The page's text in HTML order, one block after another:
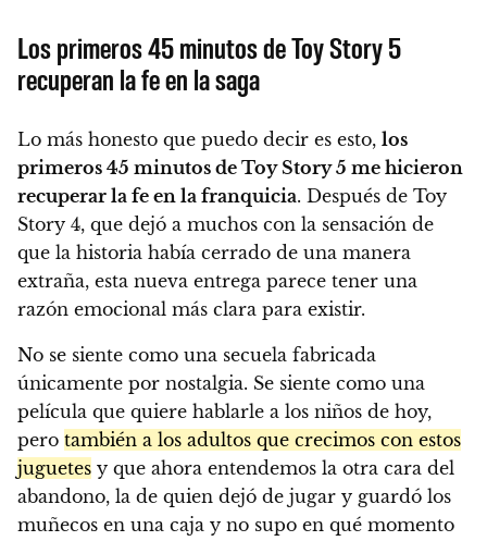
Los primeros 45 minutos de Toy Story 5
recuperan la fe en la saga
Lo más honesto que puedo decir es esto, los
primeros 45 minutos de Toy Story 5 me hicieron
recuperar la fe en la franquicia. Después de Toy
Story 4, que dejó a muchos con la sensación de
que la historia había cerrado de una manera
extraña, esta nueva entrega parece tener una
razón emocional más clara para existir.
No se siente como una secuela fabricada
únicamente por nostalgia. Se siente como una
película que quiere hablarle a los niños de hoy,
pero también a los adultos que crecimos con estos
juguetes y que ahora entendemos la otra cara del
abandono, la de quien dejó de jugar y guardó los
muñecos en una caja y no supo en qué momento